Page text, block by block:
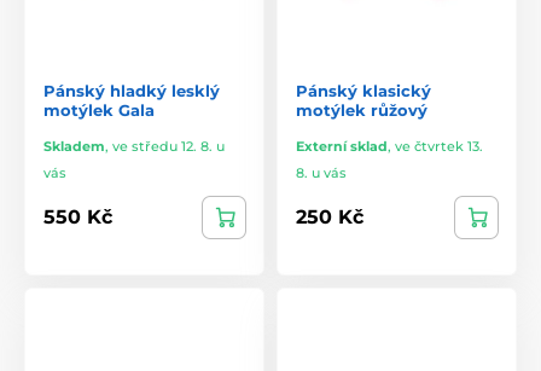
Pánský hladký lesklý
motýlek Gala
Skladem, ve středu 12. 8. u
vás
550 Kč
Pánský klasický
motýlek růžový
Externí sklad, ve čtvrtek 13.
8. u vás
250 Kč